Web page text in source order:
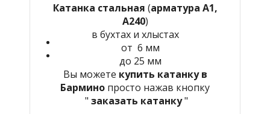
Катанка стальная (арматура А1,
А240)
в бухтах и хлыстах
от 6 мм
до 25 мм
Вы можете купить катанку в
Бармино просто нажав кнопку
" заказать катанку"